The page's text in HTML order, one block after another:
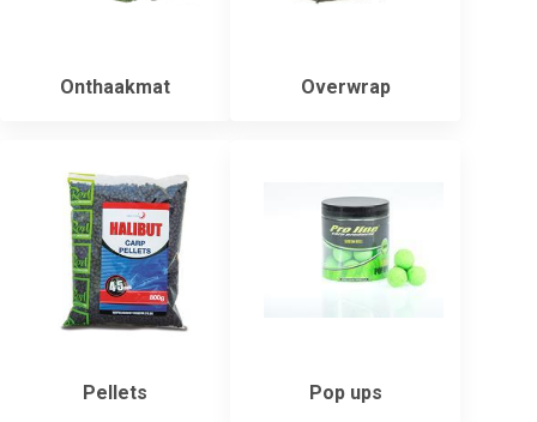
Onthaakmat Overwrap
Pellets Pop ups